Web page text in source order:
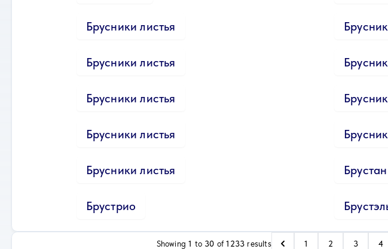
Брусники листья
Брусники листья
Брусники листья
Брусники листья
Брусники листья Брустан
Брустрио
Showing1 to 30 of1233 results 1 2 3 4